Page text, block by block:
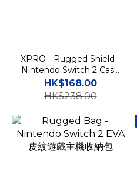
XPRO - Rugged Shield -
Nintendo Switch 2 Case
貼身矽膠遊戲主機保護軟殼
【兼容底座】
HK$168.00
HK$238.00